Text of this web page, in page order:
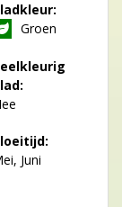
Groen
Juni